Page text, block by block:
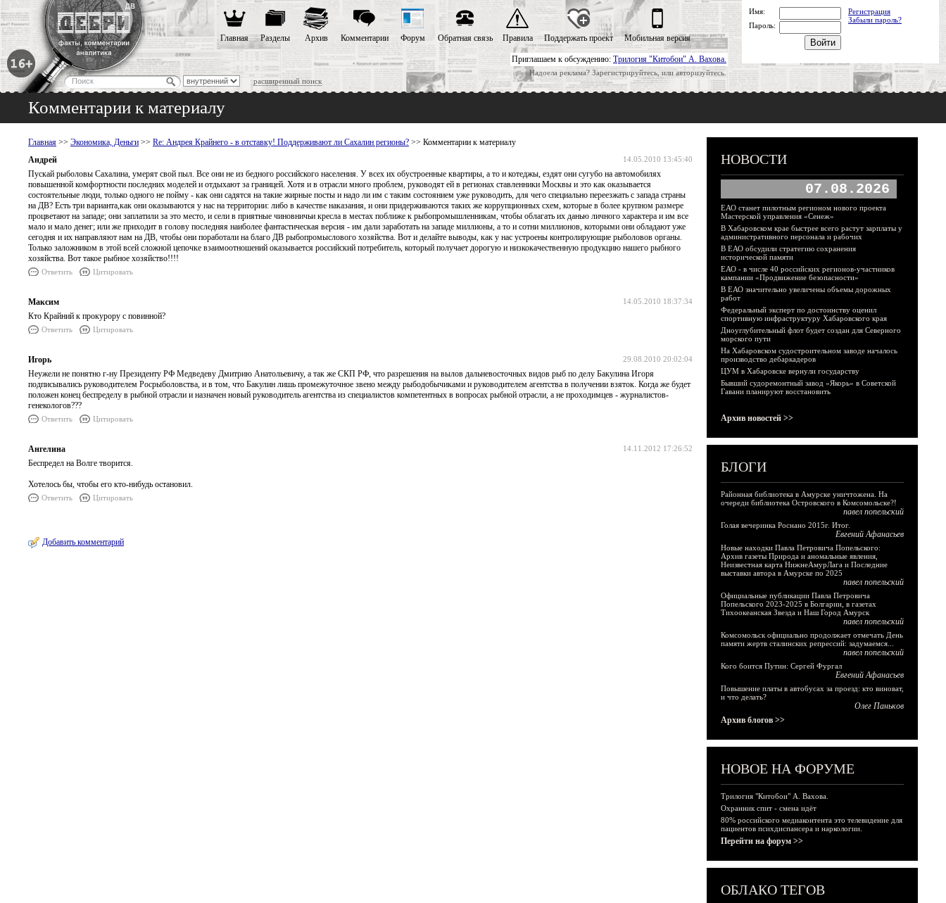
Приглашаем к обсуждению: Трилогия "Китобои" А. Вахова.
Надоела реклама? Зарегистрируйтесь, или авторизуйтесь.
расширенный поиск
Главная Разделы Архив Комментарии Форум Обратная связь Правила Поддержать проект Мобильная версия
Имя:
Регистрация
Забыли пароль?
Пароль:
Комментарии к материалу
Главная >> Экономика, Деньги >> Re: Андрея Крайнего - в отставку! Поддерживают ли Cахалин регионы? >> Комментарии к материалу
14.05.2010 13:45:40
Андрей
Пускай рыболовы Сахалина, умерят свой пыл. Все они не из бедного российского населения. У всех их обустроенные квартиры, а то и котеджы, ездят они сугубо на автомобилях
повышенной комфортности последних моделей и отдыхают за границей. Хотя и в отрасли много проблем, руководят ей в регионах ставленники Москвы и это как оказывается
состоятельные люди, только одного не пойму - как они садятся на такие жирные посты и надо ли им с таким состоянием уже руководить, для чего специально переезжать с запада страны
на ДВ? Есть три варианта,как они оказываются у нас на территории: либо в качестве наказания, и они придерживаются таких же коррупционных схем, которые в более крупном размере
процветают на западе; они заплатили за это место, и сели в приятные чиновничьи кресла в местах поближе к рыбопромышленникам, чтобы облагать их данью личного характера и им все
мало и мало денег; или же приходит в голову последняя наиболее фантастическая версия - им дали заработать на западе миллионы, а то и сотни миллионов, которыми они обладают уже
сегодня и их направляют нам на ДВ, чтобы они поработали на благо ДВ рыбопромыслового хозяйства. Вот и делайте выводы, как у нас устроены контролирующие рыболовов органы.
Только заложником в этой всей сложной цепочке взаимоотношений оказывается российский потребитель, который получает дорогую и низкокачественную продукцию нашего рыбного
хозяйства. Вот такое рыбное хозяйство!!!!
Ответить Цитировать
14.05.2010 18:37:34
Максим
Кто Крайний к прокурору с повинной?
Ответить Цитировать
29.08.2010 20:02:04
Игорь
Неужели не понятно г-ну Президенту РФ Медведеву Дмитрию Анатольевичу, а так же СКП РФ, что разрешения на вылов дальневосточных видов рыб по делу Бакулина Игоря
подписывались руководителем Росрыболовства, и в том, что Бакулин лишь промежуточное звено между рыбодобычиками и руководителем агентства в получении взяток. Когда же будет
положен конец беспределу в рыбной отрасли и назначен новый руководитель агентства из специалистов компетентных в вопросах рыбной отрасли, а не проходимцев - журналистов-
генекологов???
Ответить Цитировать
14.11.2012 17:26:52
Ангелина
Беспредел на Волге творится.
Хотелось бы, чтобы его кто-нибудь остановил.
Ответить Цитировать
Добавить комментарий
НОВОСТИ
07.08.2026
ЕАО станет пилотным регионом нового проекта
Мастерской управления «Сенеж»
В Хабаровском крае быстрее всего растут зарплаты у
административного персонала и рабочих
В ЕАО обсудили стратегию сохранения
исторической памяти
ЕАО - в числе 40 российских регионов-участников
кампании «Продвижение безопасности»
В ЕАО значительно увеличены объемы дорожных
работ
Федеральный эксперт по достоинству оценил
спортивную инфраструктуру Хабаровского края
Дноуглубительный флот будет создан для Северного
морского пути
На Хабаровском судостроительном заводе началось
производство дебаркадеров
ЦУМ в Хабаровске вернули государству
Бывший судоремонтный завод «Якорь» в Советской
Гавани планируют восстановить
Архив новостей >>
БЛОГИ
Районная библиотека в Амурске уничтожена. На
очереди библиотека Островского в Комсомольске?!
павел попельский
Голая вечеринка Роснано 2015г. Итог.
Евгений Афанасьев
Новые находки Павла Петровича Попельского:
Архив газеты Природа и аномальные явления,
Неизвестная карта НижнеАмурЛага и Последние
выставки автора в Амурске по 2025
павел попельский
Официальные публикации Павла Петровича
Попельского 2023-2025 в Болгарии, в газетах
Тихоокеанская Звезда и Наш Город Амурск
павел попельский
Комсомольск официально продолжает отмечать День
памяти жертв сталинских репрессий: задумаемся...
павел попельский
Кого боится Путин: Сергей Фургал
Евгений Афанасьев
Повышение платы в автобусах за проезд: кто виноват,
и что делать?
Олег Паньков
Архив блогов >>
НОВОЕ НА ФОРУМЕ
Трилогия "Китобои" А. Вахова.
Охранник спит - смена идёт
80% российского медиаконтента это телевидение для
пациентов психдиспансера и наркологии.
Перейти на форум >>
ОБЛАКО ТЕГОВ